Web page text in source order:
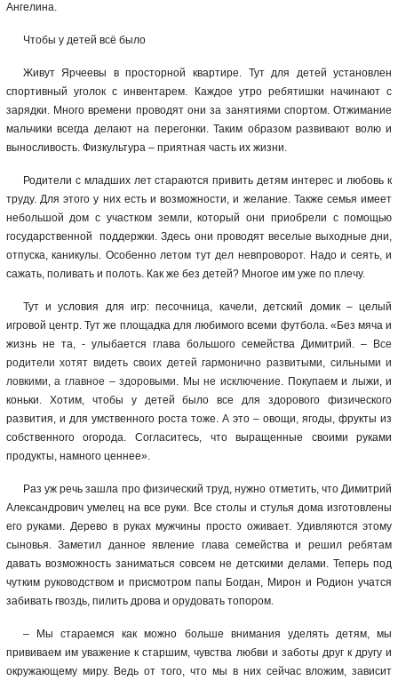
Ангелина.
Чтобы у детей всё было
Живут Ярчеевы в просторной квартире. Тут для детей установлен
спортивный уголок с инвентарем. Каждое утро ребятишки начинают с
зарядки. Много времени проводят они за занятиями спортом. Отжимание
мальчики всегда делают на перегонки. Таким образом развивают волю и
выносливость. Физкультура – приятная часть их жизни.
Родители с младших лет стараются привить детям интерес и любовь к
труду. Для этого у них есть и возможности, и желание. Также семья имеет
небольшой дом с участком земли, который они приобрели с помощью
государственной поддержки. Здесь они проводят веселые выходные дни,
отпуска, каникулы. Особенно летом тут дел невпроворот. Надо и сеять, и
сажать, поливать и полоть. Как же без детей? Многое им уже по плечу.
Тут и условия для игр: песочница, качели, детский домик – целый
игровой центр. Тут же площадка для любимого всеми футбола. «Без мяча и
жизнь не та, - улыбается глава большого семейства Димитрий. – Все
родители хотят видеть своих детей гармонично развитыми, сильными и
ловкими, а главное –здоровыми. Мы не исключение. Покупаем и лыжи, и
коньки. Хотим, чтобы у детей было все для здорового физического
развития, и для умственного роста тоже. А это – овощи, ягоды, фрукты из
собственного огорода. Согласитесь, что выращенные своими руками
продукты, намного ценнее».
Раз уж речь зашла про физический труд, нужно отметить, что Димитрий
Александрович умелец на все руки. Все столы и стулья дома изготовлены
его руками. Дерево в руках мужчины просто оживает. Удивляются этому
сыновья. Заметил данное явление глава семейства и решил ребятам
давать возможность заниматься совсем не детскими делами. Теперь под
чутким руководством и присмотром папы Богдан, Мирон и Родион учатся
забивать гвоздь, пилить дрова и орудовать топором.
– Мы стараемся как можно больше внимания уделять детям, мы
прививаем им уважение к старшим, чувства любви и заботы друг к другу и
окружающему миру. Ведь от того, что мы в них сейчас вложим, зависит